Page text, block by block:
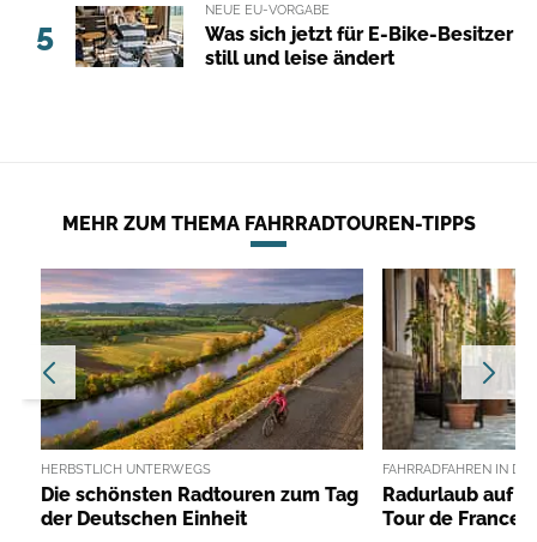
5
NEUE EU-VORGABE
Was sich jetzt für E-Bike-Besitzer
still und leise ändert
MEHR ZUM THEMA FAHRRADTOUREN-TIPPS
HERBSTLICH UNTERWEGS
Die schönsten Radtouren zum Tag
der Deutschen Einheit
FAHRRADFAHREN IN
Radurlaub auf
Tour de France